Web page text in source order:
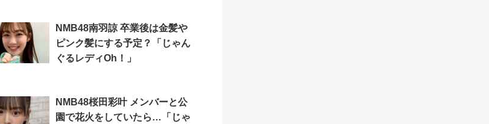
NMB48南羽諒 卒業後は金髪や
ピンク髪にする予定？「じゃん
ぐるレディOh！」
NMB48桜田彩叶 メンバーと公
園で花火をしていたら…「じゃ